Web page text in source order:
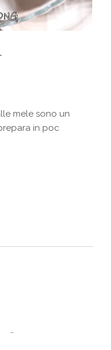
mele sono un
in poc